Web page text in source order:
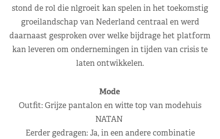
stond de rol die nlgroeit kan spelen in het toekomstig
groeilandschap van Nederland centraal en werd
daarnaast gesproken over welke bijdrage het platform
kan leveren om ondernemingen in tijden van crisis te
laten ontwikkelen.
Mode
Outfit: Grijze pantalon en witte top van modehuis
NATAN
Eerder gedragen: Ja, in een andere combinatie